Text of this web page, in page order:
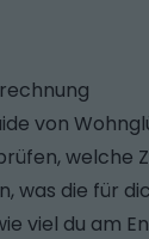
von
welche
was die für
viel du am